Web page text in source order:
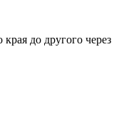
до другого через